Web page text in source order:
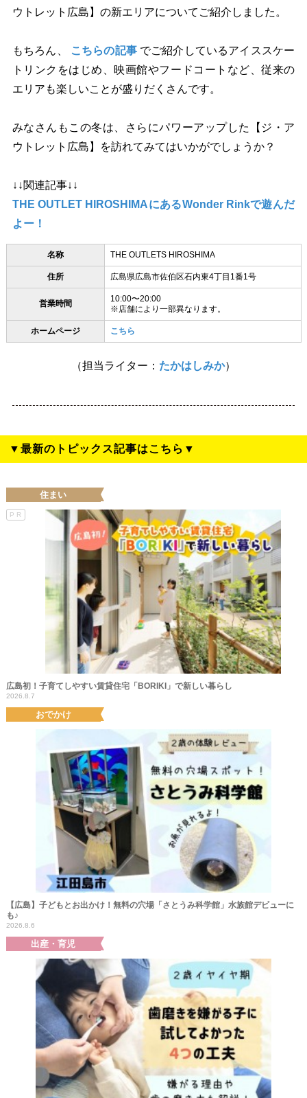
ウトレット広島】の新エリアについてご紹介しました。
もちろん、 こちらの記事 でご紹介しているアイススケー
トリンクをはじめ、映画館やフードコートなど、従来の
エリアも楽しいことが盛りだくさんです。
みなさんもこの冬は、さらにパワーアップした【ジ・ア
ウトレット広島】を訪れてみてはいかがでしょうか？
↓↓関連記事↓↓
THE OUTLET HIROSHIMAにあるWonder Rinkで遊んだ
よー！
名称 THE OUTLETS HIROSHIMA
住所 広島県広島市佐伯区石内東4丁目1番1号
営業時間
10:00〜20:00
※店舗により一部異なります。
ホームページ こちら
（担当ライター： たかはしみか）
▼最新のトピックス記事はこちら▼
住まい
PR
広島初！子育てしやすい賃貸住宅「BORIKI」で新しい暮らし
2026.8.7
おでかけ
【広島】子どもとお出かけ！無料の穴場「さとうみ科学館」水族館デビューに
も♪
2026.8.6
出産・育児